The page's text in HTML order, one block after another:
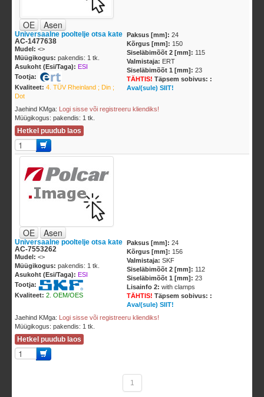
OE Asen
Universaalne pooltelje otsa kate
AC-1477638
Mudel: <>
Müügikogus: pakendis: 1 tk.
Asukoht (Esi/Taga): ESI
Tootja:
Kvaliteet: 4. TÜV Rheinland ; Din ;
Dot
Paksus [mm]: 24
Kõrgus [mm]: 150
Siseläbimõõt 2 [mm]: 115
Valmistaja: ERT
Siseläbimõõt 1 [mm]: 23
TÄHTIS! Täpsem sobivus: :
Ava/(sule) SIIT!
Jaehind KMga: Logi sisse või registreeru kliendiks!
Müügikogus: pakendis: 1 tk.
Hetkel puudub laos
OE Asen
Universaalne pooltelje otsa kate
AC-7553262
Mudel: <>
Müügikogus: pakendis: 1 tk.
Asukoht (Esi/Taga): ESI
Tootja:
Kvaliteet: 2. OEM/OES
Paksus [mm]: 24
Kõrgus [mm]: 156
Valmistaja: SKF
Siseläbimõõt 2 [mm]: 112
Siseläbimõõt 1 [mm]: 23
Lisainfo 2: with clamps
TÄHTIS! Täpsem sobivus: :
Ava/(sule) SIIT!
Jaehind KMga: Logi sisse või registreeru kliendiks!
Müügikogus: pakendis: 1 tk.
Hetkel puudub laos
1